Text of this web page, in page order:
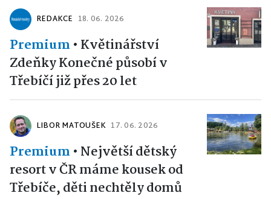
REDAKCE 18. 06. 2026
Premium • Květinářství
Zdeňky Konečné působí v
Třebíčí již přes 20 let
LIBOR MATOUŠEK 17. 06. 2026
Premium • Největší dětský
resort v ČR máme kousek od
Třebíče, děti nechtěly domů